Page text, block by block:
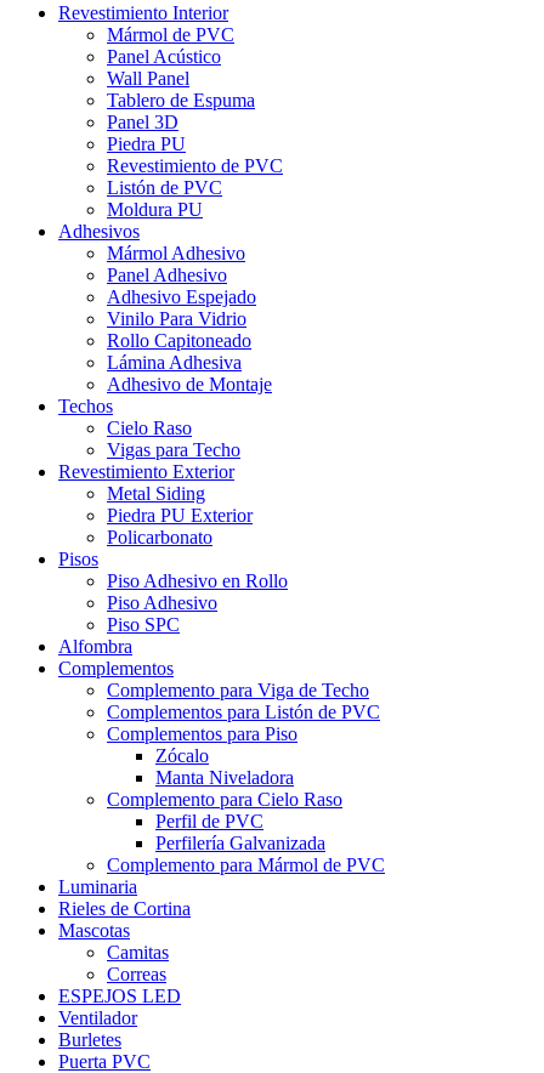
Revestimiento Interior
Mármol de PVC
Panel Acústico
Wall Panel
Tablero de Espuma
Panel 3D
Piedra PU
Revestimiento de PVC
Listón de PVC
Moldura PU
Adhesivos
Mármol Adhesivo
Panel Adhesivo
Adhesivo Espejado
Vinilo Para Vidrio
Rollo Capitoneado
Lámina Adhesiva
Adhesivo de Montaje
Techos
Cielo Raso
Vigas para Techo
Revestimiento Exterior
Metal Siding
Piedra PU Exterior
Policarbonato
Pisos
Piso Adhesivo en Rollo
Piso Adhesivo
Piso SPC
Alfombra
Complementos
Complemento para Viga de Techo
Complementos para Listón de PVC
Complementos para Piso
Zócalo
Manta Niveladora
Complemento para Cielo Raso
Perfil de PVC
Perfilería Galvanizada
Complemento para Mármol de PVC
Luminaria
Rieles de Cortina
Mascotas
Camitas
Correas
ESPEJOS LED
Ventilador
Burletes
Puerta PVC